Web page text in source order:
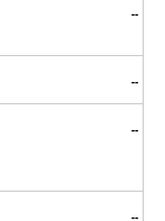
--
--
--
--